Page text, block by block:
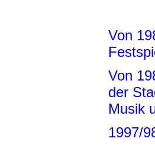
Von
Von
der
Musik
1997/